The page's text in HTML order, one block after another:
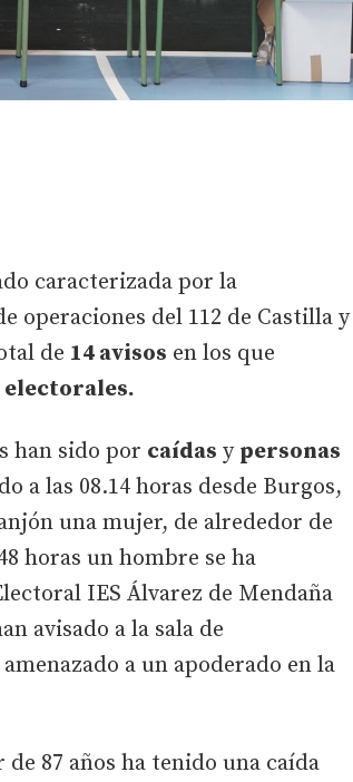
caracterizada por la
operaciones del 112 de Castilla y
de 14 avisos en los que
electorales.
han sido por caídas y personas
a las 08.14 horas desde Burgos,
una mujer, de alrededor de
horas un hombre se ha
IES Álvarez de Mendaña
avisado a la sala de
a un apoderado en la
87 años ha tenido una caída